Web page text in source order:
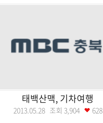
태백산맥, 기차여행
2013.05.28 조회 3,904 628